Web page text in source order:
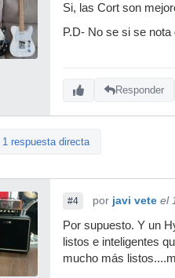
Si, las Cort son
P.D- No se si se
Responder
1 respuesta directa
#4 por javi vete el
Por supuesto. Y un
listos e inteligentes
mucho más